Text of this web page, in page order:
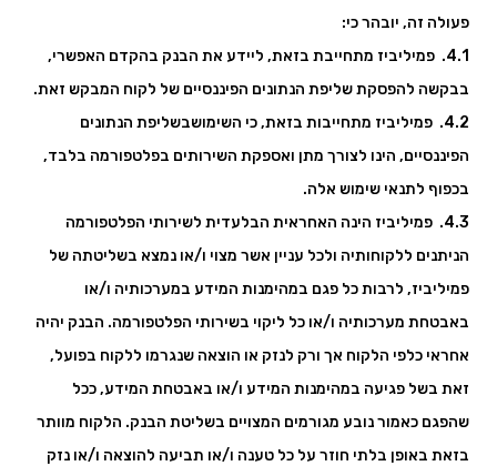
פעולה זה, יובהר כי:
4.1. פמיליביז מתחייבת בזאת, ליידע את הבנק בהקדם האפשרי,
בבקשה להפסקת שליפת הנתונים הפיננסיים של לקוח המבקש זאת.
4.2. פמיליביז מתחייבות בזאת, כי השימושבשליפת הנתונים
הפיננסיים, הינו לצורך מתן ואספקת השירותים בפלטפורמה בלבד,
בכפוף לתנאי שימוש אלה.
4.3. פמיליביז הינה האחראית הבלעדית לשירותי הפלטפורמה
הניתנים ללקוחותיה ולכל עניין אשר מצוי ו/או נמצא בשליטתה של
פמיליביז, לרבות כל פגם במהימנות המידע במערכותיה ו/או
באבטחת מערכותיה ו/או כל ליקוי בשירותי הפלטפורמה. הבנק יהיה
אחראי כלפי הלקוח אך ורק לנזק או הוצאה שנגרמו ללקוח בפועל,
זאת בשל פגיעה במהימנות המידע ו/או באבטחת המידע, ככל
שהפגם כאמור נובע מגורמים המצויים בשליטת הבנק. הלקוח מוותר
בזאת באופן בלתי חוזר על כל טענה ו/או תביעה להוצאה ו/או נזק